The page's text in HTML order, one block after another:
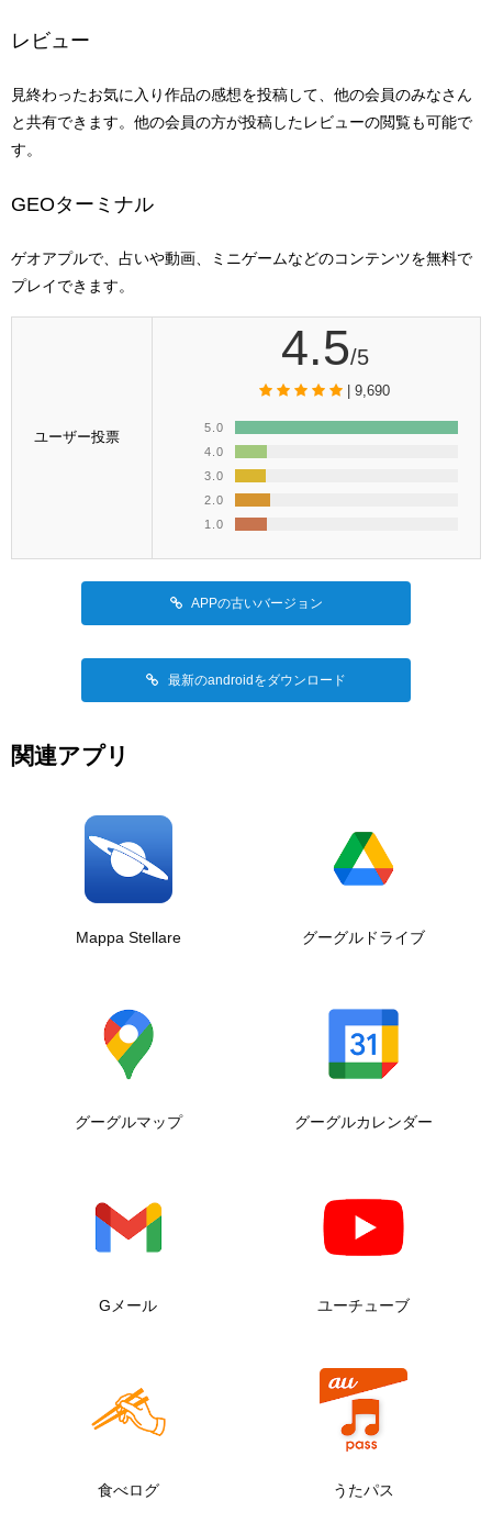
レビュー
見終わったお気に入り作品の感想を投稿して、他の会員のみなさん
と共有できます。他の会員の方が投稿したレビューの閲覧も可能で
す。
GEOターミナル
ゲオアプルで、占いや動画、ミニゲームなどのコンテンツを無料で
プレイできます。
ユーザー投票
4.5/5
| 9,690
5.0
4.0
3.0
2.0
1.0
APPの古いバージョン
最新のandroidをダウンロード
関連アプリ
Mappa Stellare グーグルドライブ
グーグルマップ グーグルカレンダー
Gメール ユーチューブ
食べログ うたパス